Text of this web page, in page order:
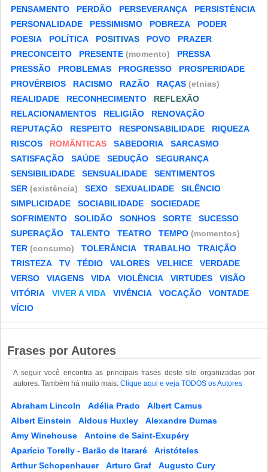
PENSAMENTO
PERDÃO PERSEVERANÇA
PERSISTÊNCIA
PERSONALIDADE
PESSIMISMO POBREZA
PODER
POESIA
POLÍTICA POSITIVAS POVO
PRAZER
PRECONCEITO
PRESENTE (momento)
PRESSA
PRESSÃO
PROBLEMAS PROGRESSO
PROSPERIDADE
PROVÉRBIOS
RACISMO RAZÃO RAÇAS (etnias)
REALIDADE
RECONHECIMENTO
REFLEXÃO
RELACIONAMENTOS
RELIGIÃO
RENOVAÇÃO
REPUTAÇÃO
RESPEITO RESPONSABILIDADE
RIQUEZA
RISCOS
ROMÂNTICAS SABEDORIA
SARCASMO
SATISFAÇÃO
SAÚDE SEDUÇÃO
SEGURANÇA
SENSIBILIDADE
SENSUALIDADE
SENTIMENTOS
SER (existência) SEXO SEXUALIDADE
SILÊNCIO
SIMPLICIDADE
SOCIABILIDADE
SOCIEDADE
SOFRIMENTO
SOLIDÃO SONHOS SORTE
SUCESSO
SUPERAÇÃO
TALENTO TEATRO TEMPO (momentos)
TER (consumo) TOLERÂNCIA TRABALHO
TRAIÇÃO
TRISTEZA
TV TÉDIO VALORES VELHICE
VERDADE
VERSO
VIAGENS VIDA VIOLÊNCIA VIRTUDES
VISÃO
VITÓRIA
VIVER A VIDA VIVÊNCIA VOCAÇÃO
VONTADE
VÍCIO
Frases por Autores
A seguir você encontra as principais frases deste site organizadas por
autores. Também há muito mais: Clique aqui e veja TODOS os Autores
Abraham Lincoln Adélia Prado
Albert Camus
Albert Einstein
Aldous Huxley
Alexandre Dumas
Amy Winehouse
Antoine de Saint-Exupéry
Aparício Torelly - Barão de Itararé
Aristóteles
Arthur Schopenhauer
Arturo Graf
Augusto Cury